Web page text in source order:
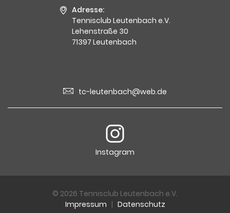
Adresse:
Tennisclub Leutenbach e.V.
Lehenstraße 30
71397 Leutenbach
tc-leutenbach@web.de
Instagram
© 2026 Tennisclub Leutenbach e.V.
Impressum | Datenschutz